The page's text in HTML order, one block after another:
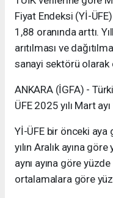
Fiyat Endeksi (Yİ-
1,88 oranında arttı.
arıtılması ve
sanayi sektörü olarak
ANKARA (İGFA) -
ÜFE 2025 yılı Mart
Yİ-ÜFE bir önceki aya
yılın Aralık ayına
aynı ayına göre
ortalamalara göre